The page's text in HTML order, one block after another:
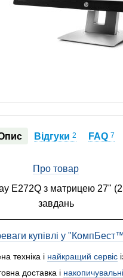
Відгуки 2 FAQ 7
Про товар
E272Q з матрицею 27"
завдань
купівлі у
техніка і найкращий сервіс
доставка і